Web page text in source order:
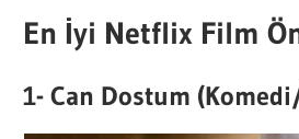
En İyi Netflix Film
1- Can Dostum